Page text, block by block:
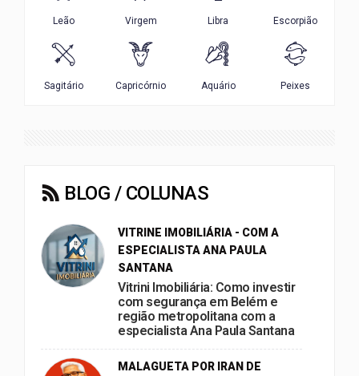
BLOG / COLUNAS
VITRINE IMOBILIÁRIA - COM A
ESPECIALISTA ANA PAULA
SANTANA
Vitrini Imobiliária: Como investir
com segurança em Belém e
região metropolitana com a
especialista Ana Paula Santana
MALAGUETA POR IRAN DE